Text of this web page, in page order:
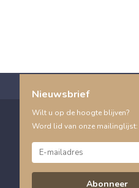
Nieuwsbrief
Wilt u op de hoogte blijven?
Word lid van onze mailinglijst:
Abonneer